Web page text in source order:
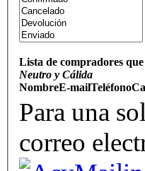
Lista de compradores
Neutro y Cálida
NombreE-mailTeléfono
Para una
correo